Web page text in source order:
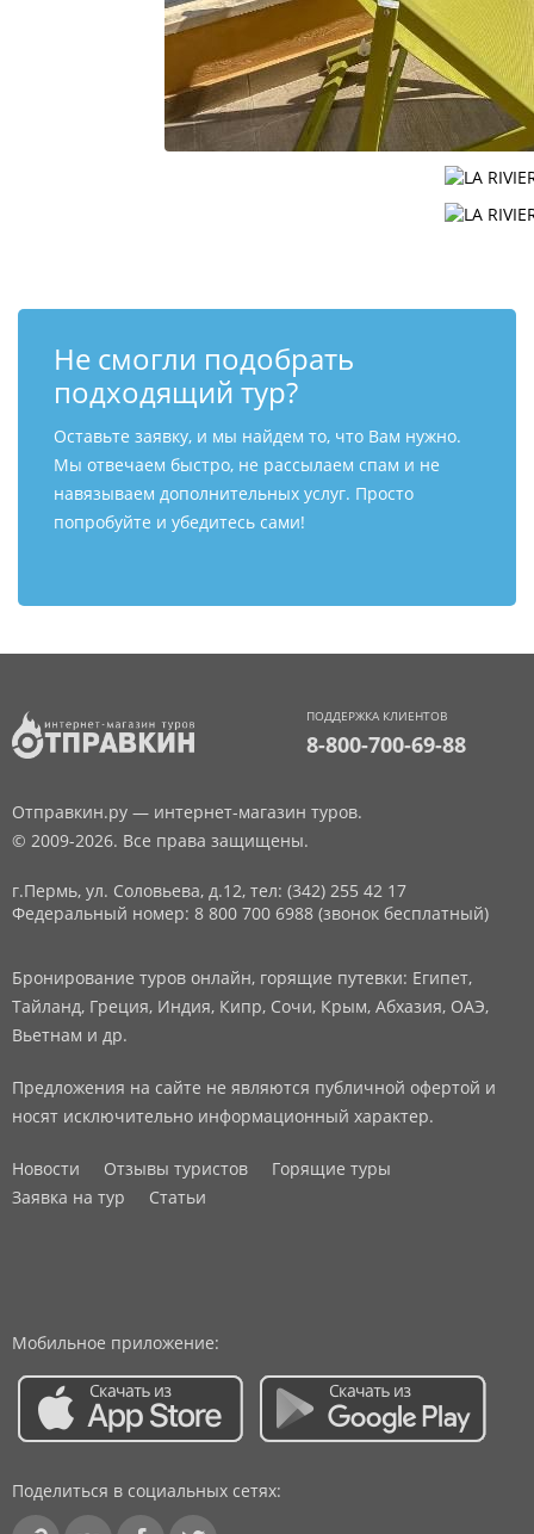
Не смогли подобрать
подходящий тур?
Оставьте заявку, и мы найдем то, что Вам нужно.
Мы отвечаем быстро, не рассылаем спам и не
навязываем дополнительных услуг. Просто
попробуйте и убедитесь сами!
ПОДДЕРЖКА КЛИЕНТОВ
8-800-700-69-88
Отправкин.ру — интернет-магазин туров.
© 2009-2026. Все права защищены.
г.Пермь, ул. Соловьева, д.12, тел: (342) 255 42 17
Федеральный номер: 8 800 700 6988 (звонок бесплатный)
Бронирование туров онлайн, горящие путевки: Египет,
Тайланд, Греция, Индия, Кипр, Сочи, Крым, Абхазия, ОАЭ,
Вьетнам и др.
Предложения на сайте не являются публичной офертой и
носят исключительно информационный характер.
Новости Отзывы туристов
Горящие туры
Заявка на тур
Статьи
Мобильное приложение:
Поделиться в социальных сетях: